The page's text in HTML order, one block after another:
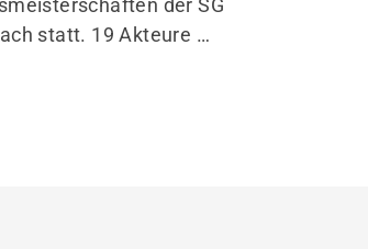
der SG
statt. 19 Akteure …